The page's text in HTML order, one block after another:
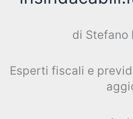
di Stefano
Esperti fiscali e